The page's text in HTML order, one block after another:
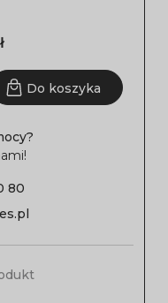
Do koszyka
80